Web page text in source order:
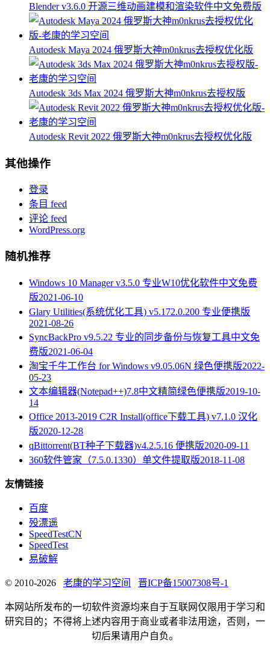
Blender v3.6.0 开源三维动画建模和渲染软件中文免费版
Autodesk Maya 2024 俄罗斯大神m0nkrus去授权优化版
Autodesk 3ds Max 2024 俄罗斯大神m0nkrus去授权版
Autodesk Revit 2022 俄罗斯大神m0nkrus去授权优化版
其他操作
登录
条目 feed
评论 feed
WordPress.org
随机推荐
Windows 10 Manager v3.5.0 专业W10优化软件中文免费
版2021-06-10
Glary Utilities(系统优化工具) v5.172.0.200 专业便携版
2021-08-26
SyncBackPro v9.5.22 专业的同步备份与恢复工具中文免
费版2021-06-04
淘宝千牛工作台 for Windows v9.05.06N 绿色便携版2022-
05-23
文本编辑器(Notepad++)7.8中文精简绿色便携版2019-10-
14
Office 2013-2019 C2R Install(office下载工具) v7.1.0 汉化
版2020-12-28
qBittorrent(BT种子下载器)v4.2.5.16 便携版2020-09-11
360软件管家（7.5.0.1330）单文件提取版2018-11-08
友情链接
百度
殁漂遥
SpeedTestCN
SpeedTest
易破解
© 2010-2026 老康的学习空间 晋ICP备15007308号-1
本网站所发布的一切软件资源均来自于互联网仅限用于学习和
研究目的；不得将上述内容用于商业或者非法用途，否则，一
切后果请用户自负。